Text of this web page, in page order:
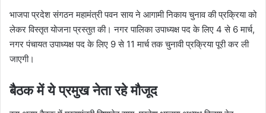
भाजपा प्रदेश संगठन महामंत्री पवन साय ने आगामी निकाय चुनाव की प्रक्रिया को
लेकर विस्तृत योजना प्रस्तुत की। नगर पालिका उपाध्यक्ष पद के लिए 4 से 6 मार्च,
नगर पंचायत उपाध्यक्ष पद के लिए 9 से 11 मार्च तक चुनावी प्रक्रिया पूरी कर ली
जाएगी।
बैठक में ये प्रमुख नेता रहे मौजूद